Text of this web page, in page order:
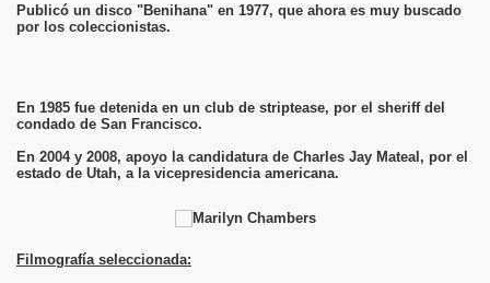
Publicó un disco "Benihana" en 1977, que ahora es muy buscado
por los coleccionistas.
En 1985 fue detenida en un club de striptease, por el sheriff del
condado de San Francisco.
En 2004 y 2008, apoyo la candidatura de Charles Jay Mateal, por el
estado de Utah, a la vicepresidencia americana.
Filmografía seleccionada: